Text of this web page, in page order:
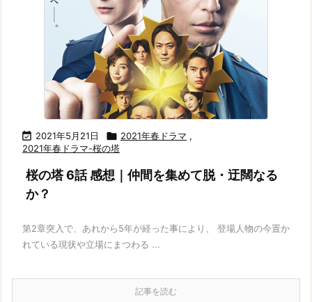
 2021年5月21日  2021年春ドラマ ,
2021年春ドラマ-桜の塔
桜の塔 6話 感想｜仲間を集めて脱・迂闊なる
か？
第2章突入で、あれから5年が経った事により、 登場人物の今置か
れている現状や立場にまつわる ...
記事を読む